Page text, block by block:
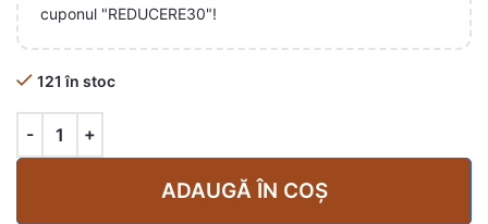
cuponul "REDUCERE30"!
121 în stoc
ADAUGĂ ÎN COȘ